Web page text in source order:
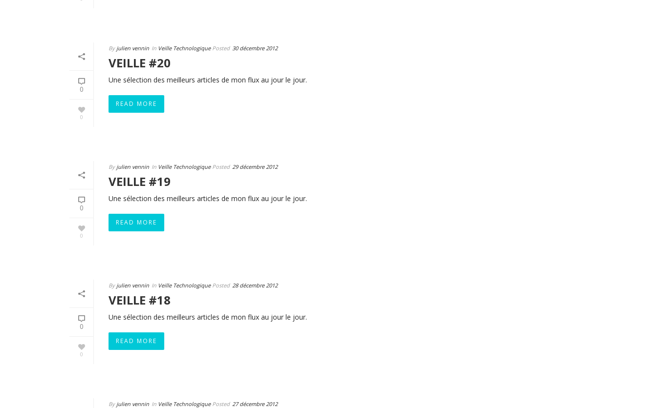
0
0
By julien vennin In Veille TechnologiquePosted 30 décembre 2012
VEILLE #20
Une sélection des meilleurs articles de mon flux au jour le jour.
READ MORE
0
0
By julien vennin In Veille TechnologiquePosted 29 décembre 2012
VEILLE #19
Une sélection des meilleurs articles de mon flux au jour le jour.
READ MORE
0
0
By julien vennin In Veille TechnologiquePosted 28 décembre 2012
VEILLE #18
Une sélection des meilleurs articles de mon flux au jour le jour.
READ MORE
By julien vennin In Veille TechnologiquePosted 27 décembre 2012